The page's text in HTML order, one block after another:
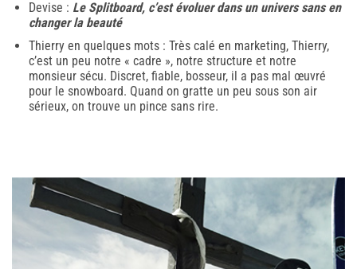
Devise : Le Splitboard, c’est évoluer dans un univers sans en
changer la beauté
Thierry en quelques mots : Très calé en marketing, Thierry,
c’est un peu notre « cadre », notre structure et notre
monsieur sécu. Discret, fiable, bosseur, il a pas mal œuvré
pour le snowboard. Quand on gratte un peu sous son air
sérieux, on trouve un pince sans rire.